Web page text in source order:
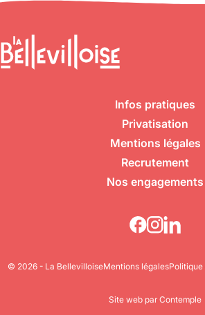
Infos pratiques
Privatisation
Mentions légales
Recrutement
Nos engagements
© 2026 - La BellevilloiseMentions légalesPolitique
Site web par Contemple